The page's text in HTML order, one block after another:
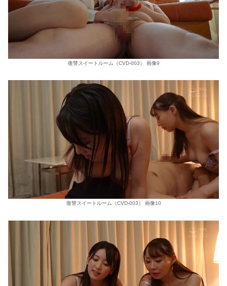
復讐スイートルーム（CVD-003） 画像9
復讐スイートルーム（CVD-003） 画像10